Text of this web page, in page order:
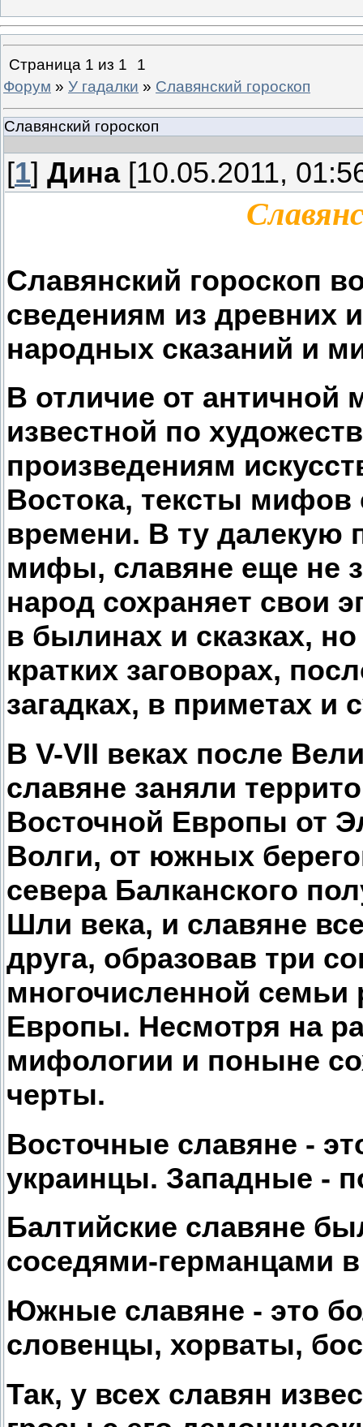
Страница 1 из 1
1
Форум » У гадалки » Славянский гороскоп
Славянский гороскоп
[1] Дина[10.05.2011,
Славянский гороскоп
сведениям из древних
народных сказаний и
В отличие от
известной по
произведениям
Востока, тексты
времени. В ту далекую
мифы, славяне еще не
народ сохраняет свои
в былинах и сказках,
кратких заговорах,
загадках, в приметах и
В V-VII веках после
славяне заняли
Восточной Европы от
Волги, от южных
севера Балканского
Шли века, и славяне
друга, образовав три
многочисленной
Европы. Несмотря на
мифологии и поныне
черты.
Восточные славяне -
украинцы. Западные -
Балтийские славяне
соседями-германцами в
Южные славяне - это
словенцы, хорваты,
Так, у всех славян